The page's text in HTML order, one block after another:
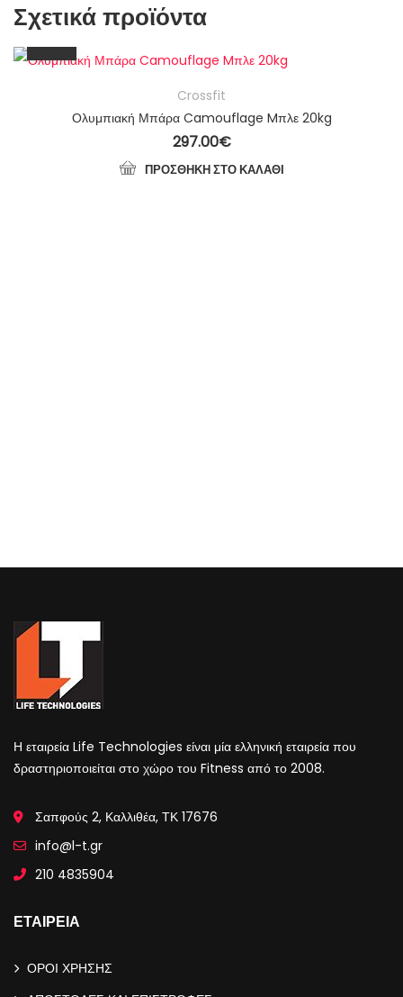
Σχετικά προϊόντα
Crossfit
Ολυμπιακή Μπάρα Camouflage Mπλε 20kg
297.00€
ΠΡΟΣΘΉΚΗ ΣΤΟ ΚΑΛΆΘΙ
Η εταιρεία Life Technologies είναι μία ελληνική εταιρεία που
δραστηριοποιείται στο χώρο του Fitness από το 2008.
Σαπφούς 2, Καλλιθέα, ΤΚ 17676
info@l-t.gr
210 4835904
ΕΤΑΙΡΕΙΑ
ΟΡΟΙ ΧΡΗΣΗΣ